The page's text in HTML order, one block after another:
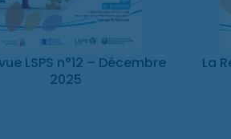
LSPS n°12 – Décembre
2025
La